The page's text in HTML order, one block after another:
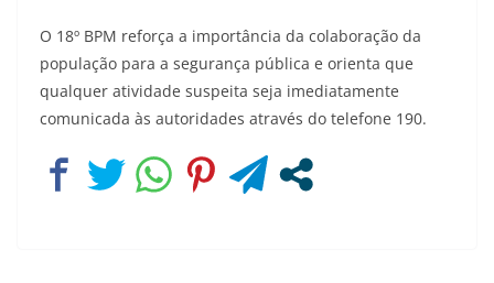
O 18º BPM reforça a importância da colaboração da
população para a segurança pública e orienta que
qualquer atividade suspeita seja imediatamente
comunicada às autoridades através do telefone 190.